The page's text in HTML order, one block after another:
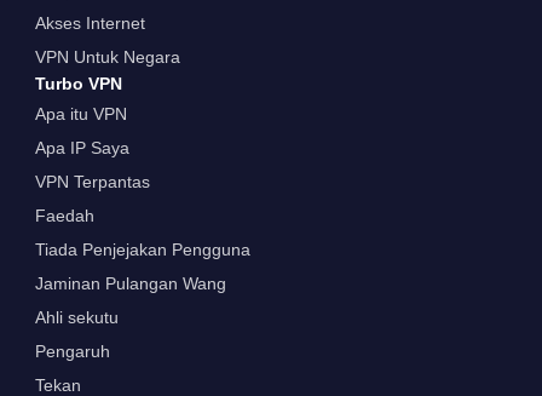
Akses Internet
VPN Untuk Negara
Turbo VPN
Apa itu VPN
Apa IP Saya
VPN Terpantas
Faedah
Tiada Penjejakan Pengguna
Jaminan Pulangan Wang
Ahli sekutu
Pengaruh
Tekan